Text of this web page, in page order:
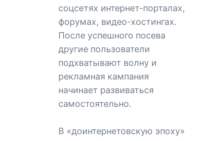
соцсетях интернет-порталах,
форумах, видео-хостингах.
После успешного посева
другие пользователи
подхватывают волну и
рекламная кампания
начинает развиваться
самостоятельно.
В «доинтернетовскую эпоху»